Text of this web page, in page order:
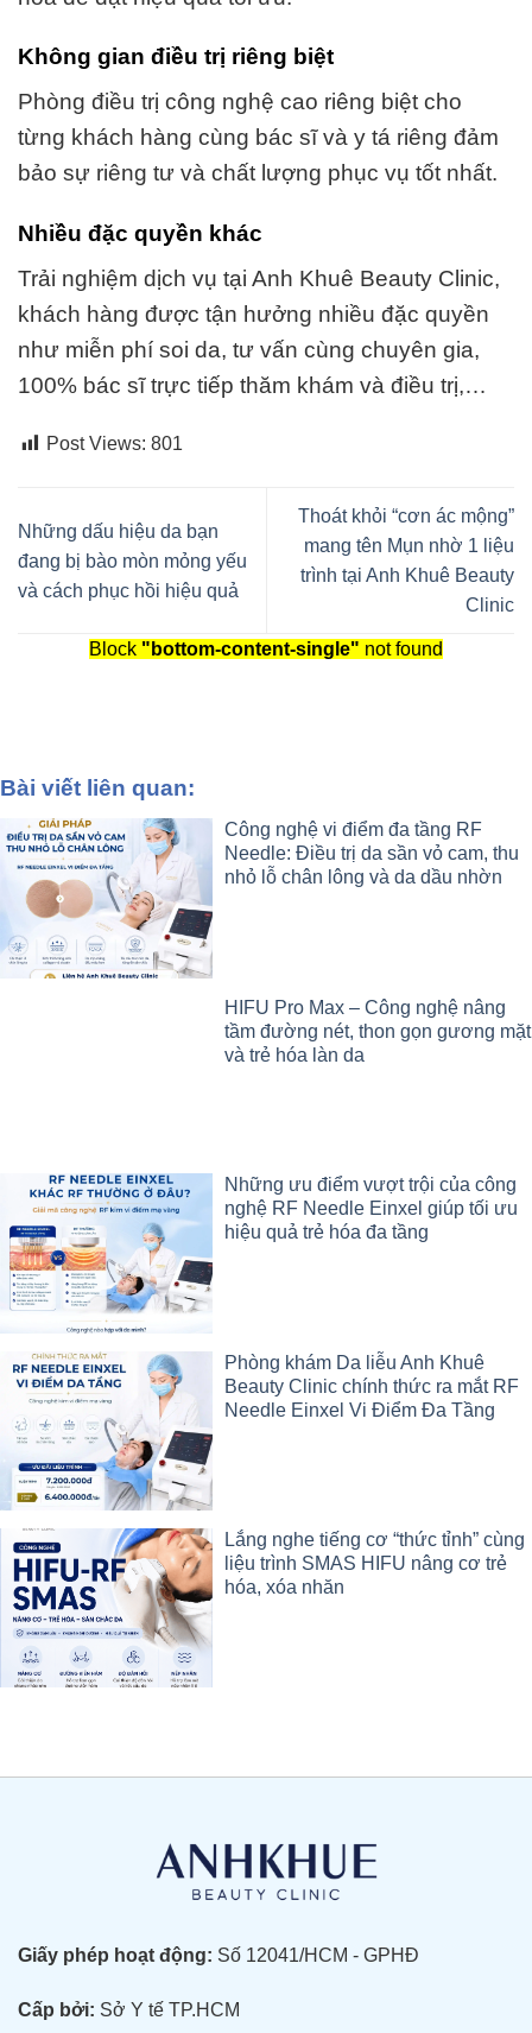
Không gian điều trị riêng biệt
Phòng điều trị công nghệ cao riêng biệt cho
từng khách hàng cùng bác sĩ và y tá riêng đảm
bảo sự riêng tư và chất lượng phục vụ tốt nhất.
Nhiều đặc quyền khác
Trải nghiệm dịch vụ tại Anh Khuê Beauty Clinic,
khách hàng được tận hưởng nhiều đặc quyền
như miễn phí soi da, tư vấn cùng chuyên gia,
100% bác sĩ trực tiếp thăm khám và điều trị,…
Post Views: 801
Những dấu hiệu da bạn
đang bị bào mòn mỏng yếu
và cách phục hồi hiệu quả
Thoát khỏi “cơn ác mộng”
mang tên Mụn nhờ 1 liệu
trình tại Anh Khuê Beauty
Clinic
Block "bottom-content-single" not found
Bài viết liên quan:
Công nghệ vi điểm đa tầng RF
Needle: Điều trị da sần vỏ cam, thu
nhỏ lỗ chân lông và da dầu nhờn
HIFU Pro Max – Công nghệ nâng
tầm đường nét, thon gọn gương mặt
và trẻ hóa làn da
Những ưu điểm vượt trội của công
nghệ RF Needle Einxel giúp tối ưu
hiệu quả trẻ hóa đa tầng
Phòng khám Da liễu Anh Khuê
Beauty Clinic chính thức ra mắt RF
Needle Einxel Vi Điểm Đa Tầng
Lắng nghe tiếng cơ “thức tỉnh” cùng
liệu trình SMAS HIFU nâng cơ trẻ
hóa, xóa nhăn
Giấy phép hoạt động: Số 12041/HCM - GPHĐ
Cấp bởi: Sở Y tế TP.HCM